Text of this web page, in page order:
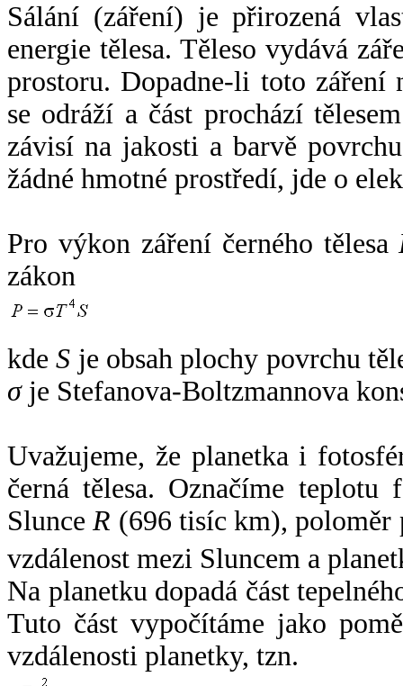
Sálání (záření) je přirozená
energie tělesa. Těleso vydává
prostoru. Dopadne-li toto záření
se odráží a část prochází
závisí na jakosti a barvě
žádné hmotné prostředí, jde o
Pro výkon záření černého tělesa
zákon
kdeS je obsah plochy povrchu
σje Stefanova-Boltzmannova
Uvažujeme, že planetka i
černá tělesa. Označíme
SlunceR (696 tisíc km),
vzdálenost mezi Sluncem a
Na planetku dopadá část
Tuto část vypočítáme jako
vzdálenosti planetky, tzn.